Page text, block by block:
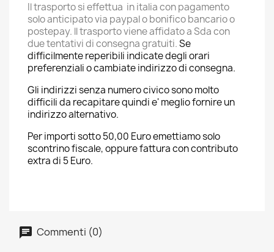
Il trasporto si effettua in italia con pagamento
solo anticipato via paypal o bonifico bancario o
postepay. ll trasporto viene affidato a Sda con
due tentativi di consegna gratuiti.Se
difficilmente reperibili indicate degli orari
preferenziali o cambiate indirizzo di consegna.
Gli indirizzi senza numero civico sono molto
difficili da recapitare quindi e' meglio fornire un
indirizzo alternativo.
Per importi sotto 50,00 Euro emettiamo solo
scontrino fiscale, oppure fattura con contributo
extra di 5 Euro.
Commenti (0)